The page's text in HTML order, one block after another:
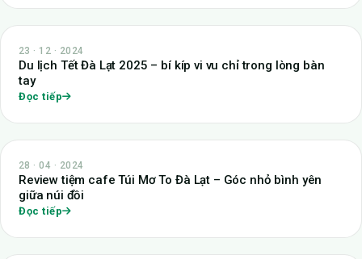
23 · 12 · 2024
Du lịch Tết Đà Lạt 2025 – bí kíp vi vu chỉ trong lòng bàn
tay
Đọc tiếp
28 · 04 · 2024
Review tiệm cafe Túi Mơ To Đà Lạt – Góc nhỏ bình yên
giữa núi đồi
Đọc tiếp